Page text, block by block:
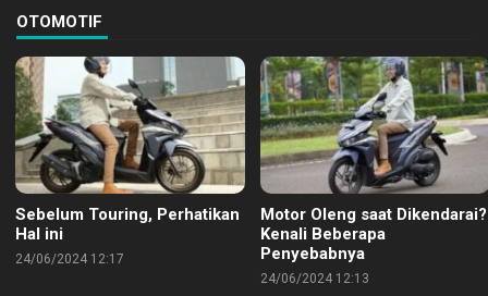
OTOMOTIF
Sebelum Touring, Perhatikan
Hal ini
24/06/2024 12:17
Motor Oleng saat Dikendarai?
Kenali Beberapa
Penyebabnya
24/06/2024 12:13